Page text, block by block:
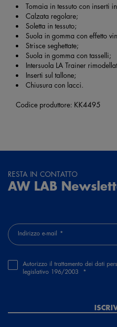
Tomaia in tessuto con inserti
Calzata regolare;
Soletta in tessuto;
Suola in gomma con effetto
Strisce seghettate;
Suola in gomma con tasselli;
Intersuola LA Trainer
Inserti sul tallone;
Chiusura con lacci.
Codice produttore: KK4495
RESTA IN CONTATTO
AW LAB
Indirizzo e-mail
Autorizzo il trattamento dei dati
legislativo 196/2003